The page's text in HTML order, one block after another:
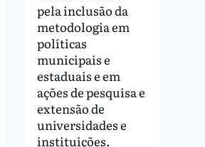
pela inclusão da
metodologia em
políticas
municipais e
estaduais e em
ações de pesquisa e
extensão de
universidades e
instituições.